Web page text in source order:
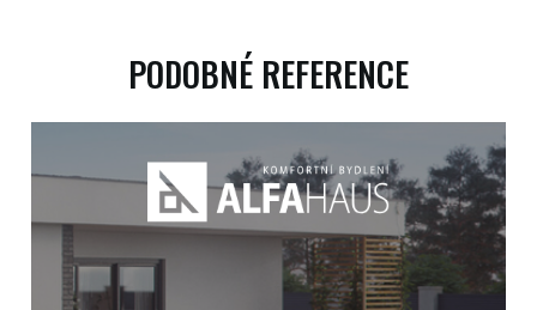
PODOBNÉ REFERENCE